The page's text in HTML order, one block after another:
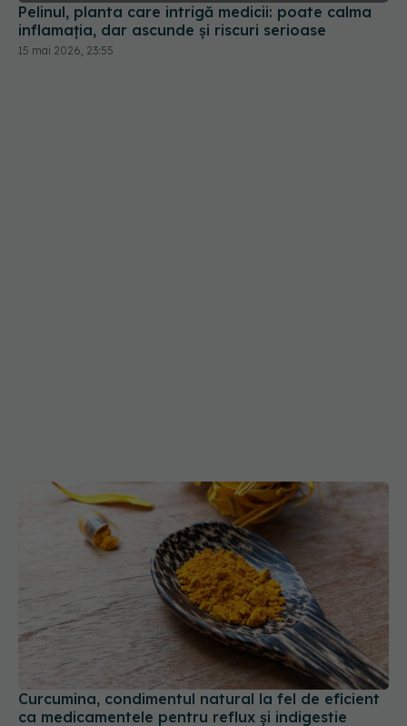
Pelinul, planta care intrigă medicii: poate calma
inflamația, dar ascunde și riscuri serioase
15 mai 2026, 23:55
Curcumina, condimentul natural la fel de eficient
ca medicamentele pentru reflux și indigestie